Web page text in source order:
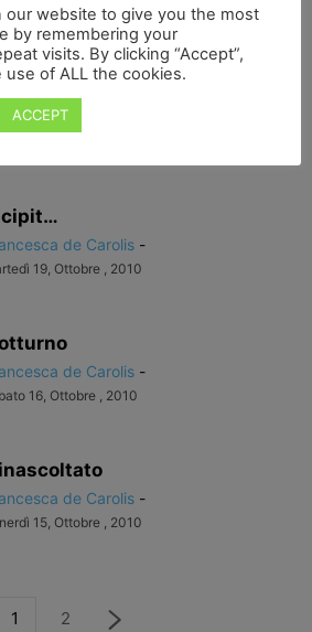
24, Ottobre , 2010
de Carolis
de Carolis -
19, Ottobre , 2010
de Carolis -
16, Ottobre , 2010
de Carolis -
15, Ottobre , 2010
1 2
our website to give you the most
by remembering your
visits. By clicking “Accept”,
of ALL the cookies.
ACCEPT